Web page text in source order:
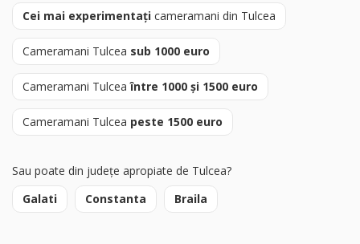
Cei mai experimentați cameramani din Tulcea
Cameramani Tulcea sub 1000 euro
Cameramani Tulceaîntre 1000 și 1500 euro
Cameramani Tulcea peste 1500 euro
Sau poate din județe apropiate de Tulcea?
Galati
Constanta Braila